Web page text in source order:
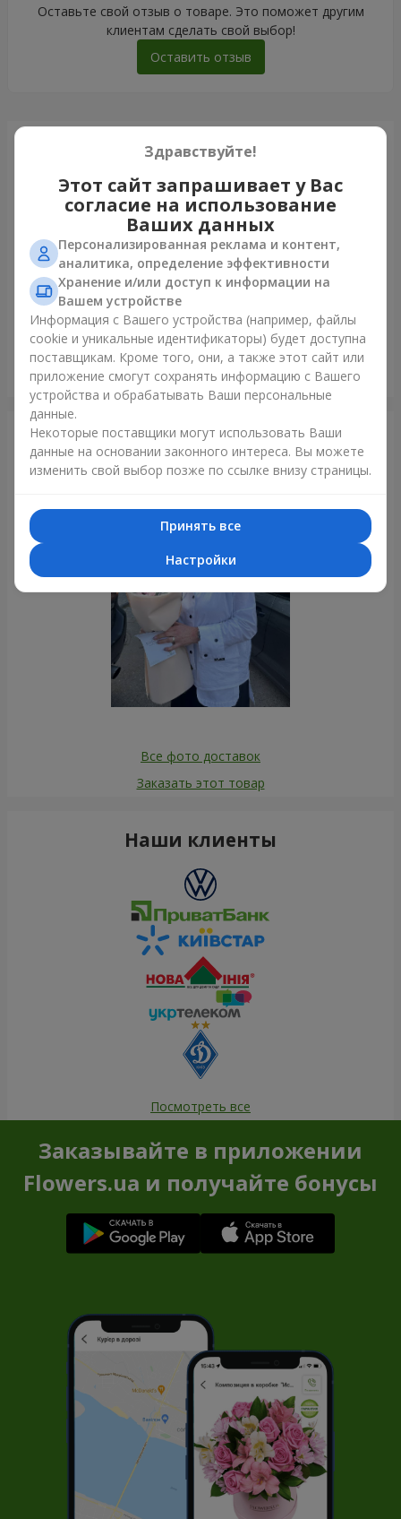
Оставьте свой отзыв о товаре. Это поможет другим
клиентам сделать свой выбор!
Оставить отзыв
Только что доставили
Букет "Каир"
Львов
Фотогалерея
Все фото доставок
Заказать этот товар
Наши клиенты
Посмотреть все
Заказывайте в приложении
Flowers.ua и получайте бонусы
Здравствуйте!
Этот сайт запрашивает у Вас
согласие на использование
Ваших данных
Персонализированная реклама и контент,
аналитика, определение эффективности
Хранение и/или доступ к информации на
Вашем устройстве
Информация с Вашего устройства (например, файлы
cookie и уникальные идентификаторы) будет доступна
поставщикам. Кроме того, они, а также этот сайт или
приложение смогут сохранять информацию с Вашего
устройства и обрабатывать Ваши персональные
данные.
Некоторые поставщики могут использовать Ваши
данные на основании законного интереса. Вы можете
изменить свой выбор позже по ссылке внизу страницы.
Принять все
Настройки